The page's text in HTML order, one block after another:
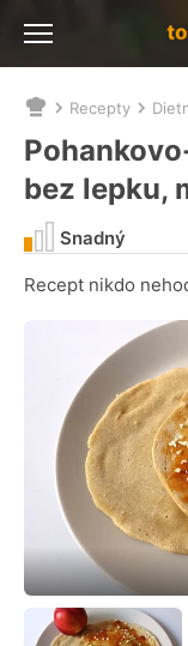
Nacházíte
se
zde:
Recepty
bez lepku,
Recept nikdo
Snadný